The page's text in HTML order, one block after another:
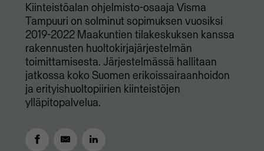
Kiinteistöalan ohjelmisto-osaaja Visma
Tampuuri on solminut sopimuksen vuosiksi
2019-2022 Maakuntien tilakeskuksen kanssa
rakennusten huoltokirjajärjestelmän
toimittamisesta. Järjestelmässä hallitaan
jatkossa koko Suomen erikoissairaanhoidon
ja erityishuoltopiirien kiinteistöjen
ylläpitopalvelua.